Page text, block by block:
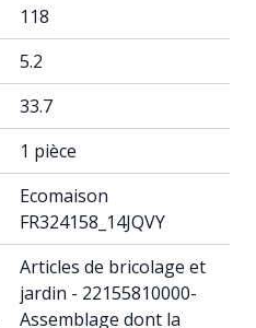
118
5.2
33.7
1 pièce
Ecomaison
FR324158_14JQVY
Articles de bricolage et
jardin - 22155810000-
Assemblage dont la